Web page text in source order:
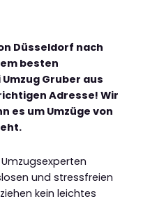
Düsseldorf nach
besten
Umzug Gruber aus
Adresse! Wir
es um Umzüge von
und stressfreien
kein leichtes